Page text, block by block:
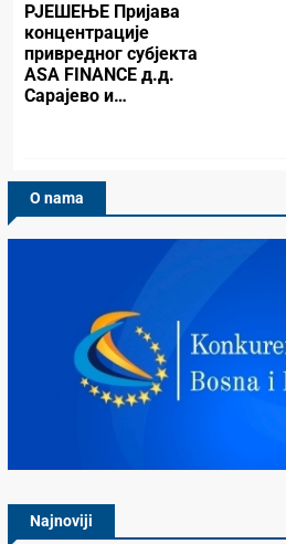
РЈЕШЕЊЕ Пријава
концентрације
привредног субјекта
ASA FINANCE д.д.
Сарајево и…
O nama
Najnoviji